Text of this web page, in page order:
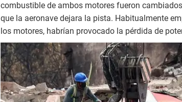
combustible de ambos motores fueron
que la aeronave dejara la pista. Habitualmente
los motores, habrían provocado la pérdida de